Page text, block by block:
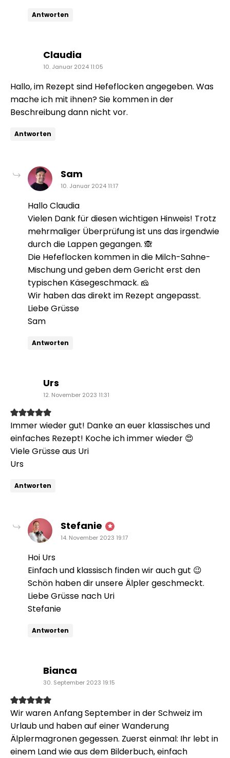
Antworten
Claudia
10. Januar 2024 11:05
Hallo, im Rezept sind Hefeflocken angegeben. Was
mache ich mit ihnen? Sie kommen in der
Beschreibung dann nicht vor.
Antworten
Sam
10. Januar 2024 11:17
Hallo Claudia
Vielen Dank für diesen wichtigen Hinweis! Trotz
mehrmaliger Überprüfung ist uns das irgendwie
durch die Lappen gegangen. 🙈
Die Hefeflocken kommen in die Milch-Sahne-
Mischung und geben dem Gericht erst den
typischen Käsegeschmack. 🧀
Wir haben das direkt im Rezept angepasst.
Liebe Grüsse
Sam
Antworten
Urs
12. November 2023 11:31
Immer wieder gut! Danke an euer klassisches und
einfaches Rezept! Koche ich immer wieder 😍
Viele Grüsse aus Uri
Urs
Antworten
Stefanie sagt:
14. November 2023 19:17
Hoi Urs
Einfach und klassisch finden wir auch gut 😉
Schön haben dir unsere Älpler geschmeckt.
Liebe Grüsse nach Uri
Stefanie
Antworten
Bianca
30. September 2023 19:15
Wir waren Anfang September in der Schweiz im
Urlaub und haben auf einer Wanderung
Älplermagronen gegessen. Zuerst einmal: Ihr lebt in
einem Land wie aus dem Bilderbuch, einfach